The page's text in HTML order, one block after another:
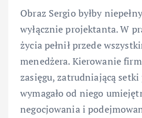
Obraz Sergio byłby
wyłącznie projektanta. W
życia pełnił przede
menedżera. Kierowanie
zasięgu, zatrudniającą
wymagało od niego
negocjowania i